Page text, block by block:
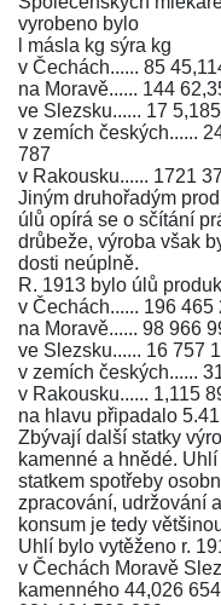
vyrobeno bylo
l másla kg sýra kg
v Čechách...... 85
na Moravě...... 144
ve Slezsku...... 17
v zemích českých......
787
v Rakousku...... 1721
Jiným druhořadým
úlů opírá se o sčítání
drůbeže, výroba však
dosti neúplně.
R. 1913 bylo úlů
v Čechách...... 196 465
na Moravě...... 98 966
ve Slezsku...... 16 757
v zemích českých......
v Rakousku...... 1,115
na hlavu připadalo 5.41
Zbývají další statky
kamenné a hnědé.
statkem spotřeby
zpracování, udržování
konsum je tedy
Uhlí bylo vytěženo r.
v Čechách Moravě
kamenného 44,026